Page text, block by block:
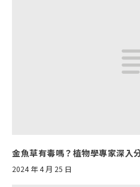
金魚草有毒嗎？植物學專家深入
2024 年 4 月 25 日